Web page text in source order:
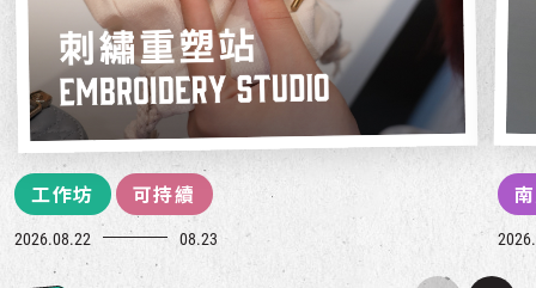
工作坊 可持續
2026.08.22 08.23